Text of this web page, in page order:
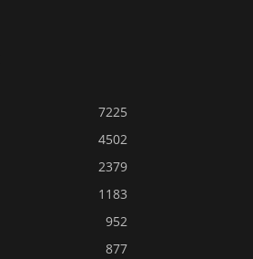
7225
4502
2379
1183
952
877